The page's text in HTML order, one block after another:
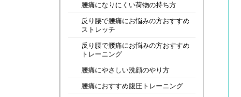
腰痛になりにくい荷物の持ち方
反り腰で腰痛にお悩みの方おすすめ
ストレッチ
反り腰で腰痛にお悩みの方おすすめ
トレーニング
腰痛にやさしい洗顔のやり方
腰痛におすすめ腹圧トレーニング